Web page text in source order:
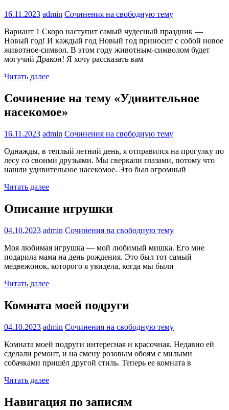
16.11.2023 admin Сочинения на свободную тему
Вариант 1 Скоро наступит самый чудесный праздник —
Новый год! И каждый год Новый год приносит с собой новое
животное-символ. В этом году животным-символом будет
могучий Дракон! Я хочу рассказать вам
Читать далее
Сочинение на тему «Удивительное
насекомое»
16.11.2023 admin Сочинения на свободную тему
Однажды, в теплый летний день, я отправился на прогулку по
лесу со своими друзьями. Мы сверкали глазами, потому что
нашли удивительное насекомое. Это был огромный
Читать далее
Описание игрушки
04.10.2023 admin Сочинения на свободную тему
Моя любимая игрушка — мой любимый мишка. Его мне
подарила мама на день рождения. Это был тот самый
медвежонок, которого я увидела, когда мы были
Читать далее
Комната моей подруги
04.10.2023 admin Сочинения на свободную тему
Комната моей подруги интересная и красочная. Недавно ей
сделали ремонт, и на смену розовым обоям с милыми
собачками пришёл другой стиль. Теперь ее комната в
Читать далее
Навигация по записям